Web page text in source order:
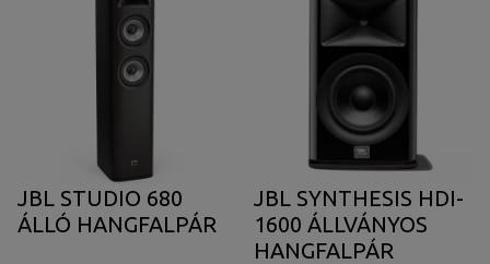
JBL STUDIO 680
ÁLLÓ HANGFALPÁR
JBL SYNTHESIS HDI-
1600 ÁLLVÁNYOS
HANGFALPÁR